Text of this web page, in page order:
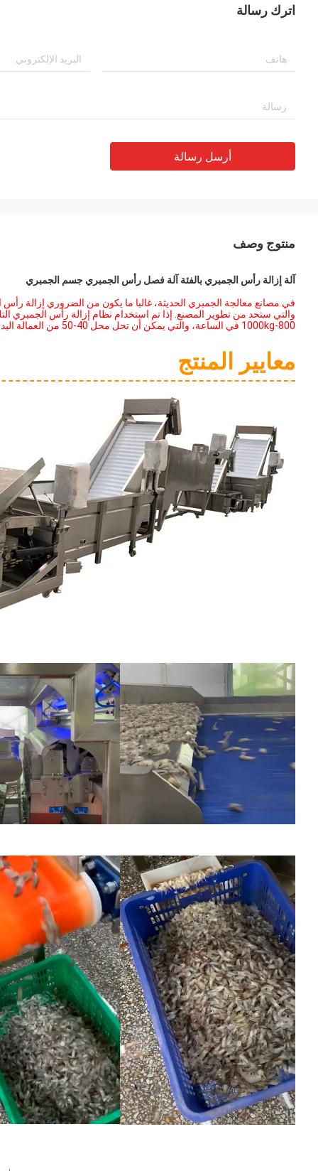
اترك رسالة
أرسل رسالة
منتوج وصف
آلة إزالة رأس الجمبري بالفئة آلة فصل رأس الجمبري جسم الجمبري
في مصانع معالجة الجمبري الحديثة، غالبا ما يكون من الضروري إزالة رأس
800-1000kg في الساعة، والتي يمكن أن تحل محل 40-50 من العمالة اليدوية، وتوفير تكاليف المصنع إلى حد كبير وتوفير كفاءة الإنتاج!
معايير المنتج